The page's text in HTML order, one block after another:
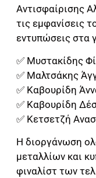
Αντισφαίρισης
τις εμφανίσεις
εντυπώσεις στα
✅ Μυστακίδης
✅ Μαλτσάκης
✅ Καβουρίδη
✅ Καβουρίδη
✅ Κετσετζή
Η διοργάνωση
μεταλλίων και
φιναλίστ των